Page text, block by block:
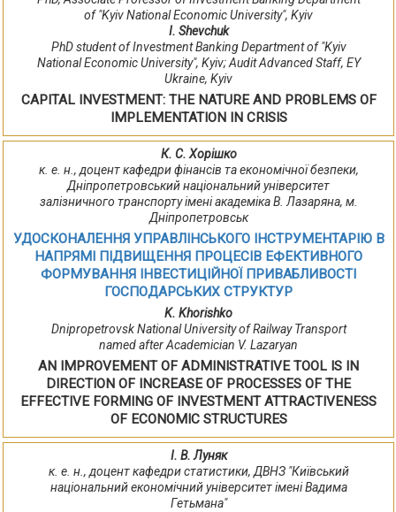
of "Kyiv National Economic University", Kyiv
I. Shevchuk
PhD student of Investment Banking Department of "Kyiv
National Economic University", Kyiv; Audit Advanced Staff, EY
Ukraine, Kyiv
CAPITAL INVESTMENT: THE NATURE AND PROBLEMS OF
IMPLEMENTATION IN CRISIS
К. С. Хорішко
к. е. н., доцент кафедри фінансів та економічної безпеки,
Дніпропетровський національний університет
залізничного транспорту імені академіка В. Лазаряна, м.
Дніпропетровськ
УДОСКОНАЛЕННЯ УПРАВЛІНСЬКОГО ІНСТРУМЕНТАРІЮ В
НАПРЯМІ ПІДВИЩЕННЯ ПРОЦЕСІВ ЕФЕКТИВНОГО
ФОРМУВАННЯ ІНВЕСТИЦІЙНОЇ ПРИВАБЛИВОСТІ
ГОСПОДАРСЬКИХ СТРУКТУР
K. Khorishko
Dnipropetrovsk National University of Railway Transport
named after Academician V. Lazaryan
AN IMPROVEMENT OF ADMINISTRATIVE TOOL IS IN
DIRECTION OF INCREASE OF PROCESSES OF THE
EFFECTIVE FORMING OF INVESTMENT ATTRACTIVENESS
OF ECONOMIC STRUCTURES
І. В. Луняк
к. е. н., доцент кафедри статистики, ДВНЗ "Київський
національний економічний університет імені Вадима
Гетьмана"